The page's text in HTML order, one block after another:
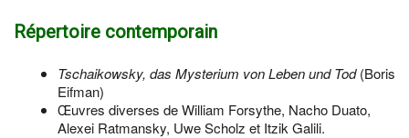
Répertoire contemporain
Tschaikowsky, das Mysterium von Leben und Tod(Boris
Eifman)
Œuvres diverses de William Forsythe, Nacho Duato,
Alexei Ratmansky, Uwe Scholz et Itzik Galili.